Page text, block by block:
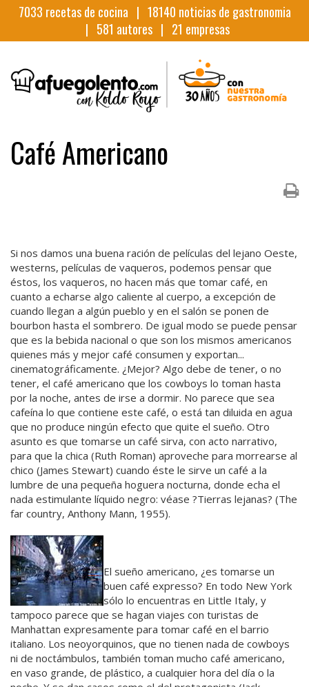
7033 recetas de cocina | 18140 noticias de gastronomia
| 581 autores | 21 empresas
Café Americano
Si nos damos una buena ración de películas del lejano Oeste,
westerns, películas de vaqueros, podemos pensar que
éstos, los vaqueros, no hacen más que tomar café, en
cuanto a echarse algo caliente al cuerpo, a excepción de
cuando llegan a algún pueblo y en el salón se ponen de
bourbon hasta el sombrero. De igual modo se puede pensar
que es la bebida nacional o que son los mismos americanos
quienes más y mejor café consumen y exportan...
cinematográficamente. ¿Mejor? Algo debe de tener, o no
tener, el café americano que los cowboys lo toman hasta
por la noche, antes de irse a dormir. No parece que sea
cafeína lo que contiene este café, o está tan diluida en agua
que no produce ningún efecto que quite el sueño. Otro
asunto es que tomarse un café sirva, con acto narrativo,
para que la chica (Ruth Roman) aproveche para morrearse al
chico (James Stewart) cuando éste le sirve un café a la
lumbre de una pequeña hoguera nocturna, donde echa el
nada estimulante líquido negro: véase ?Tierras lejanas? (The
far country, Anthony Mann, 1955).
El sueño americano, ¿es tomarse un
buen café expresso? En todo New York
sólo lo encuentras en Little Italy, y
tampoco parece que se hagan viajes con turistas de
Manhattan expresamente para tomar café en el barrio
italiano. Los neoyorquinos, que no tienen nada de cowboys
ni de noctámbulos, también toman mucho café americano,
en vaso grande, de plástico, a cualquier hora del día o la